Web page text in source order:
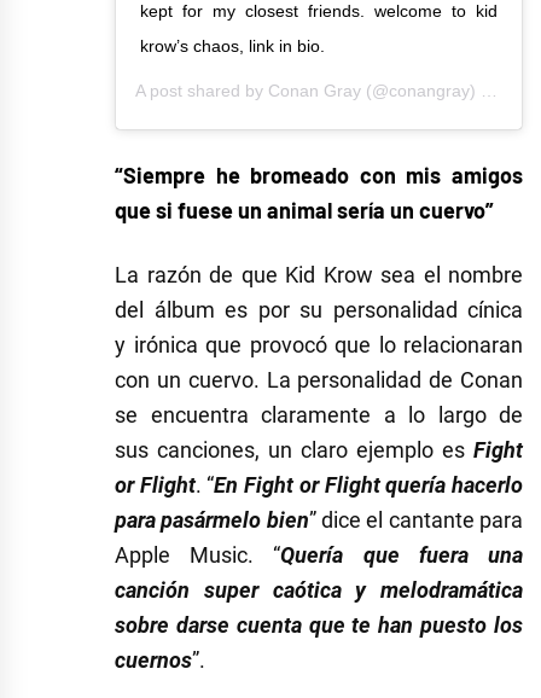
kept for my closest friends. welcome to kid
krow’s chaos, link in bio.
A post shared by Conan Gray (@conangray) on
“Siempre he bromeado con mis amigos
que si fuese un animal sería un cuervo”
La razón de que Kid Krow sea el nombre
del álbum es por su personalidad cínica
y irónica que provocó que lo relacionaran
con un cuervo. La personalidad de Conan
se encuentra claramente a lo largo de
sus canciones, un claro ejemplo es Fight
or Flight. “En Fight or Flight quería hacerlo
para pasármelo bien” dice el cantante para
Apple Music. “Quería que fuera una
canción super caótica y melodramática
sobre darse cuenta que te han puesto los
cuernos”.